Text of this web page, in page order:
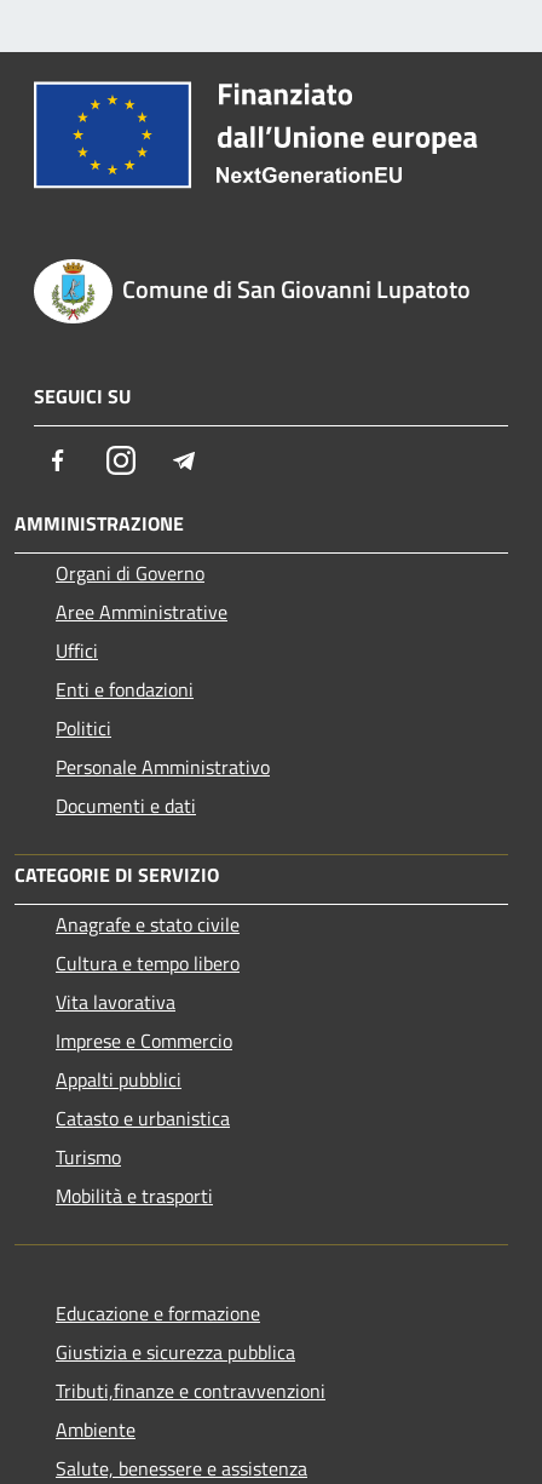
Comune di San Giovanni Lupatoto
SEGUICI SU
FacebookInstagram
AMMINISTRAZIONE
Organi di Governo
Aree Amministrative
Uffici
Enti e fondazioni
Politici
Personale Amministrativo
Documenti e dati
CATEGORIE DI SERVIZIO
Anagrafe e stato civile
Cultura e tempo libero
Vita lavorativa
Imprese e Commercio
Appalti pubblici
Catasto e urbanistica
Turismo
Mobilità e trasporti
Educazione e formazione
Giustizia e sicurezza pubblica
Tributi,finanze e contravvenzioni
Ambiente
Salute, benessere e assistenza